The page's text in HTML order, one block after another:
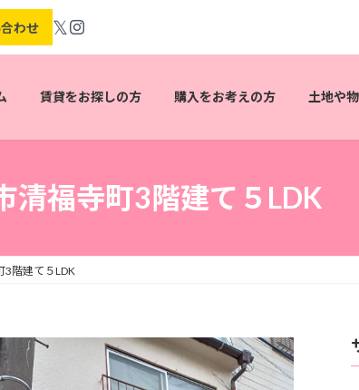
わせ 𝕏
賃貸をお探しの方 購入をお考えの方 土地や
清福寺町3階建て５LDK
3階建て５LDK